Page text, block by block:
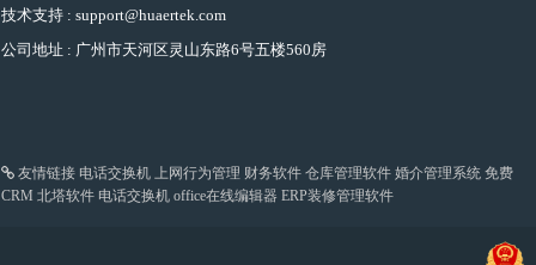
技术支持 : support@huaertek.com
公司地址 : 广州市天河区灵山东路6号五楼560房
友情链接 电话交换机 上网行为管理 财务软件 仓库管理软件 婚介管理系统 免费
CRM 北塔软件 电话交换机 office在线编辑器 ERP装修管理软件